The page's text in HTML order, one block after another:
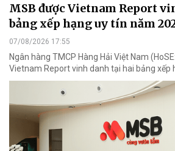
MSB được Vietnam Report
bảng xếp hạng uy tín năm
07/08/2026 17:55
Ngân hàng TMCP Hàng Hải Việt Nam
Vietnam Report vinh danh tại hai bảng xếp